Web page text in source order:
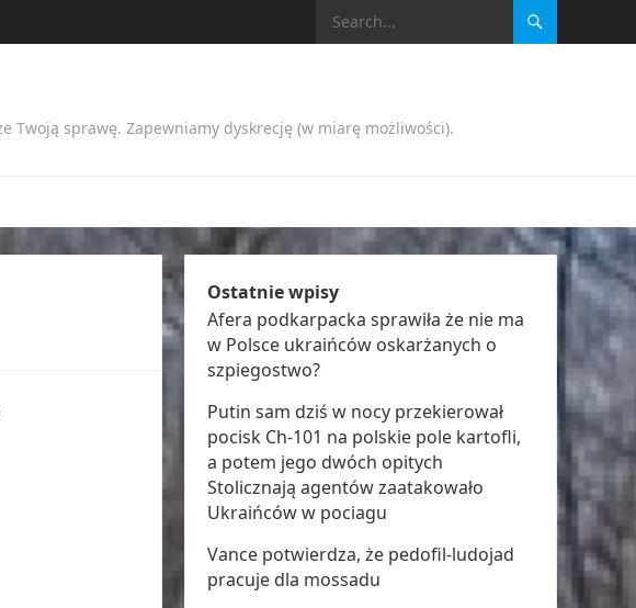
Twoją sprawę. Zapewniamy dyskrecję (w miarę możliwości).
Ostatnie wpisy
Afera podkarpacka sprawiła że nie ma
w Polsce ukraińców oskarżanych o
szpiegostwo?
Putin sam dziś w nocy przekierował
pocisk Ch-101 na polskie pole kartofli,
a potem jego dwóch opitych
Stolicznają agentów zaatakowało
Ukraińców w pociagu
Vance potwierdza, że pedofil-ludojad
pracuje dla mossadu